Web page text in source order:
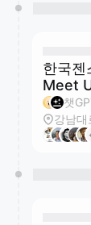
한국젠
Meet
챗
강남대